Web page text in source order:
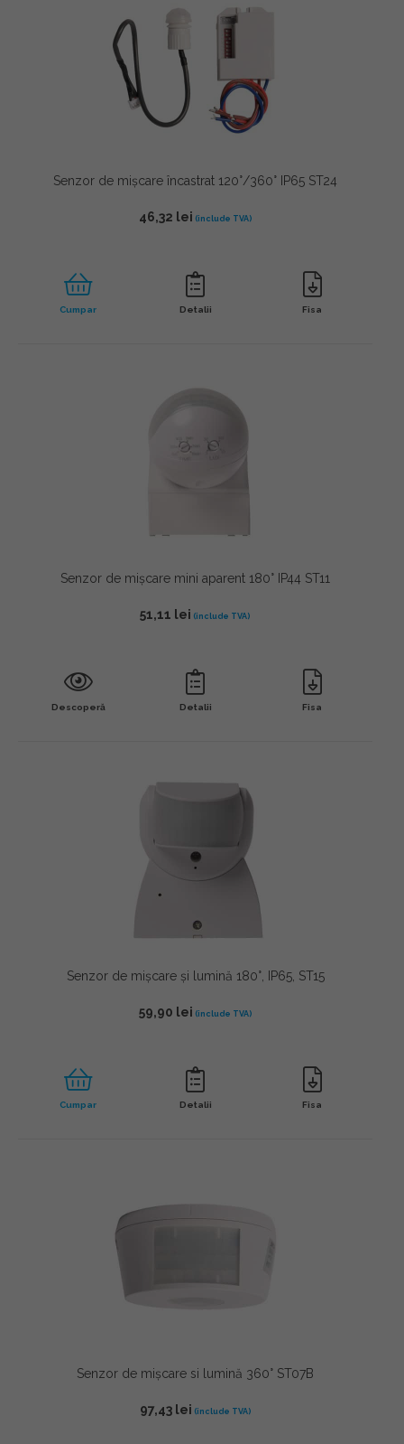
Senzor de mișcare încastrat 120°/360° IP65 ST24
46,32 lei
Cumpar Detalii Fisa
Senzor de mișcare mini aparent 180° IP44 ST11
51,11 lei
Descoperă Detalii Fisa
Senzor de mișcare și lumină 180°, IP65, ST15
59,90 lei
Cumpar Detalii Fisa
Senzor de mișcare si lumină 360° ST07B
97,43 lei